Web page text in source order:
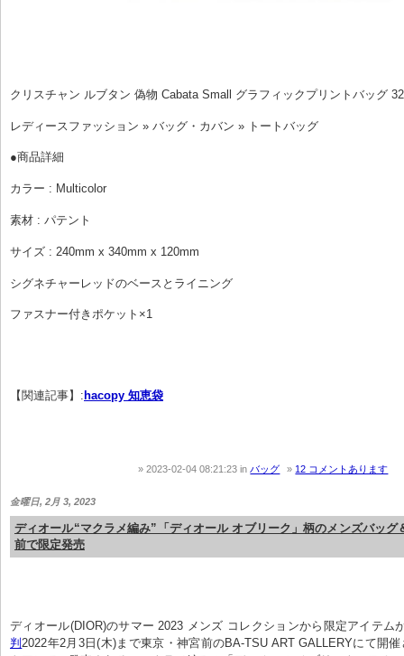
クリスチャン ルブタン 偽物 Cabata Small グラフィックプリントバッグ
レディースファッション » バッグ・カバン » トートバッグ
●商品詳細
カラー : Multicolor
素材 : パテント
サイズ : 240mm x 340mm x 120mm
シグネチャーレッドのベースとライニング
ファスナー付きポケット×1
【関連記事】: hacopy 知恵袋
2023-02-04 08:21:23inバッグ 12 コメントあります
金曜日, 2月 3, 2023
ディオール“マクラメ編み”「ディオール オブリーク」柄のメンズバッグ
前で限定発売
ディオール(DIOR)のサマー 2023 メンズ コレクションから限定アイテム
判2022年2月3日(木)まで東京・神宮前のBA-TSU ART GALLERYにて開